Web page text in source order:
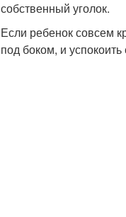
собственный уголок.
Если ребенок совсем
под боком, и